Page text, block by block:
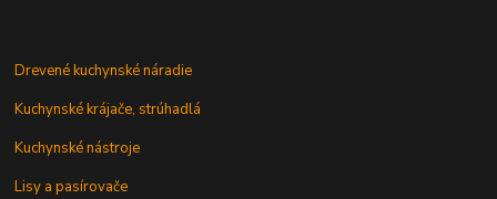
Drevené kuchynské náradie
Kuchynské krájače, strúhadlá
Kuchynské nástroje
Lisy a pasírovače